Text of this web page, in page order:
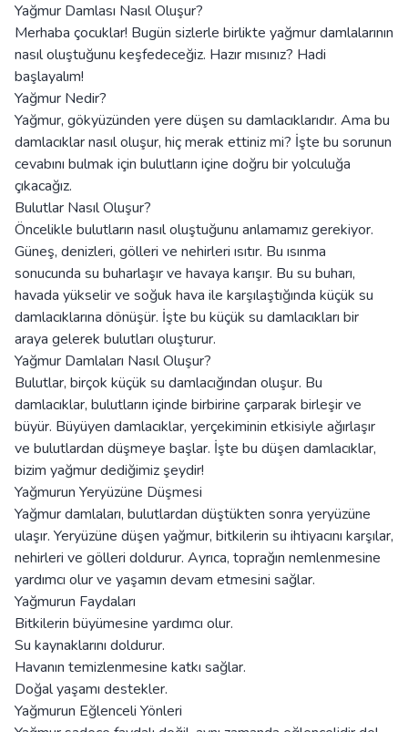
Yağmur Damlası Nasıl Oluşur?
Merhaba çocuklar! Bugün sizlerle birlikte yağmur damlalarının
nasıl oluştuğunu keşfedeceğiz. Hazır mısınız? Hadi
başlayalım!
Yağmur Nedir?
Yağmur, gökyüzünden yere düşen su damlacıklarıdır. Ama bu
damlacıklar nasıl oluşur, hiç merak ettiniz mi? İşte bu sorunun
cevabını bulmak için bulutların içine doğru bir yolculuğa
çıkacağız.
Bulutlar Nasıl Oluşur?
Öncelikle bulutların nasıl oluştuğunu anlamamız gerekiyor.
Güneş, denizleri, gölleri ve nehirleri ısıtır. Bu ısınma
sonucunda su buharlaşır ve havaya karışır. Bu su buharı,
havada yükselir ve soğuk hava ile karşılaştığında küçük su
damlacıklarına dönüşür. İşte bu küçük su damlacıkları bir
araya gelerek bulutları oluşturur.
Yağmur Damlaları Nasıl Oluşur?
Bulutlar, birçok küçük su damlacığından oluşur. Bu
damlacıklar, bulutların içinde birbirine çarparak birleşir ve
büyür. Büyüyen damlacıklar, yerçekiminin etkisiyle ağırlaşır
ve bulutlardan düşmeye başlar. İşte bu düşen damlacıklar,
bizim yağmur dediğimiz şeydir!
Yağmurun Yeryüzüne Düşmesi
Yağmur damlaları, bulutlardan düştükten sonra yeryüzüne
ulaşır. Yeryüzüne düşen yağmur, bitkilerin su ihtiyacını karşılar,
nehirleri ve gölleri doldurur. Ayrıca, toprağın nemlenmesine
yardımcı olur ve yaşamın devam etmesini sağlar.
Yağmurun Faydaları
Bitkilerin büyümesine yardımcı olur.
Su kaynaklarını doldurur.
Havanın temizlenmesine katkı sağlar.
Doğal yaşamı destekler.
Yağmurun Eğlenceli Yönleri